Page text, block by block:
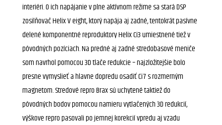
interiéri. O ich napájanie v plne aktívnom režime sa stará DSP
zosilňovač Helix V eight, ktorý napája aj zadné, tentokrát pasívne
delené komponentné reproduktory Helix Ci3 umiestnené tiež v
pôvodných pozíciach. Na predné aj zadné stredobasové meniče
som navrhol pomocou 3D tlače redukcie – najzložitejšie bolo
presne vymyslieť a hlavne dopredu osadiť Ci7 s rozmerným
magnetom. Stredové repro Brax sú uchytené taktiež do
pôvodných bodov pomocou namieru vytlačených 3D redukcií,
výškove repro pasovali po jemnej korekcií vpredu aj vzadu